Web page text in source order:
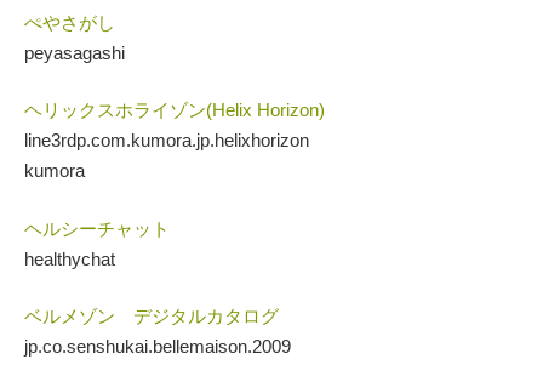
ぺやさがし
peyasagashi
ヘリックスホライゾン(Helix Horizon)
line3rdp.com.kumora.jp.helixhorizon
kumora
ヘルシーチャット
healthychat
ベルメゾン デジタルカタログ
jp.co.senshukai.bellemaison.2009